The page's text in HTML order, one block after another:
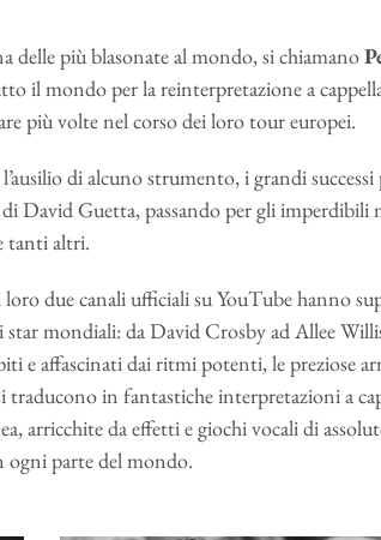
delle più blasonate al mondo, si chiamano
il mondo per la reinterpretazione a
più volte nel corso dei loro tour europei.
di alcuno strumento, i grandi successi
di David Guetta, passando per gli imperdibili
tanti altri.
loro due canali ufficiali su YouTube hanno
mondiali: da David Crosby ad Allee
e affascinati dai ritmi potenti, le preziose
traducono in fantastiche interpretazioni a
arricchite da effetti e giochi vocali di
ogni parte del mondo.